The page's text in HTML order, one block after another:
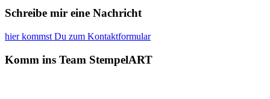
Schreibe mir eine Nachricht
hier kommst Du zum Kontaktformular
Komm ins Team StempelART